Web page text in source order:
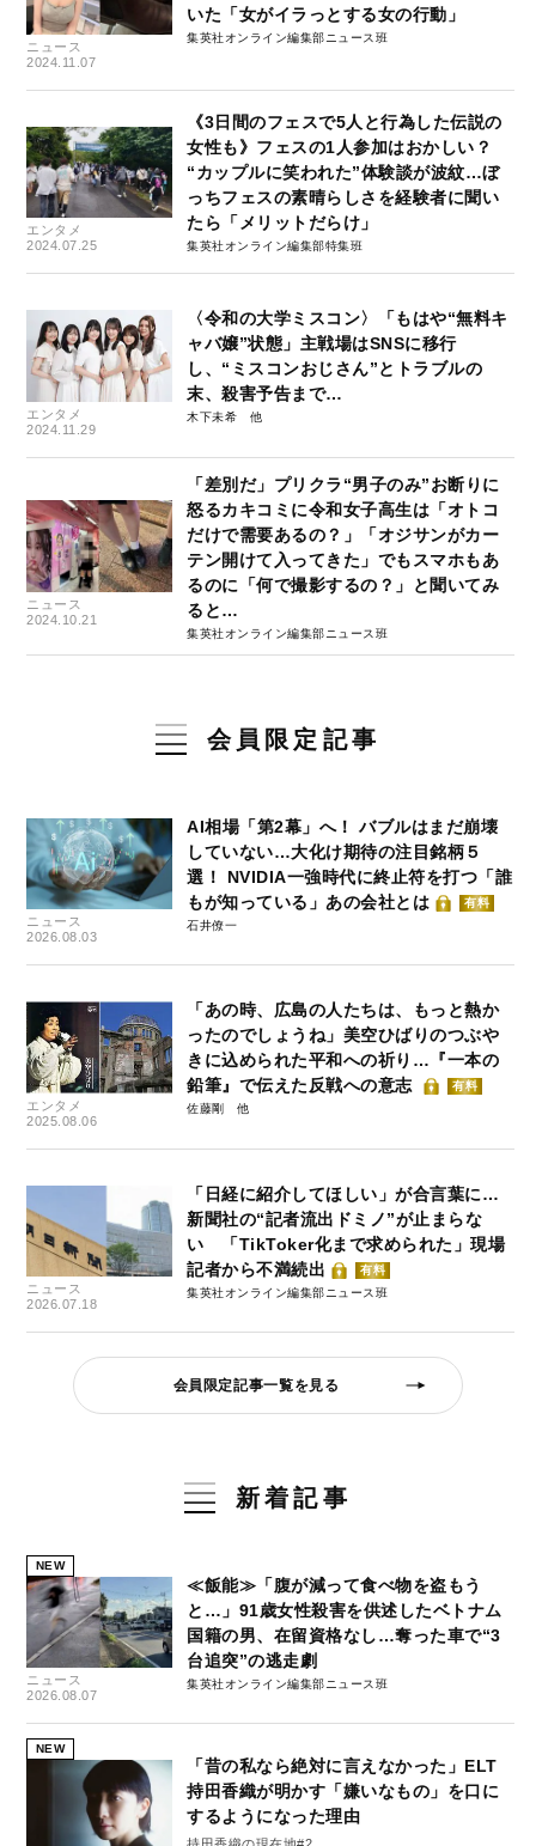
ニュース
2024.11.07
いた「女がイラっとする女の行動」
集英社オンライン編集部ニュース班
エンタメ
2024.07.25
《3日間のフェスで5人と行為した伝説の
女性も》フェスの1人参加はおかしい？
“カップルに笑われた”体験談が波紋…ぼ
っちフェスの素晴らしさを経験者に聞い
たら「メリットだらけ」
集英社オンライン編集部特集班
エンタメ
2024.11.29
〈令和の大学ミスコン〉「もはや“無料キ
ャバ嬢”状態」主戦場はSNSに移行
し、“ミスコンおじさん”とトラブルの
末、殺害予告まで…
木下未希
ニュース
2024.10.21
「差別だ」プリクラ“男子のみ”お断りに
怒るカキコミに令和女子高生は「オトコ
だけで需要あるの？」「オジサンがカー
テン開けて入ってきた」でもスマホもあ
るのに「何で撮影するの？」と聞いてみ
ると…
集英社オンライン編集部ニュース班
会員限定記事
ニュース
2026.08.03
AI相場「第2幕」へ！ バブルはまだ崩壊
していない…大化け期待の注目銘柄５
選！ NVIDIA一強時代に終止符を打つ「誰
もが知っている」あの会社とは
有料
石井僚一
エンタメ
2025.08.06
「あの時、広島の人たちは、もっと熱か
ったのでしょうね」美空ひばりのつぶや
きに込められた平和への祈り…『一本の
鉛筆』で伝えた反戦への意志
有料
佐藤剛
ニュース
2026.07.18
「日経に紹介してほしい」が合言葉に…
新聞社の“記者流出ドミノ”が止まらな
い 「TikToker化まで求められた」現場
記者から不満続出
有料
集英社オンライン編集部ニュース班
会員限定記事一覧を見る
新着記事
NEW
ニュース
2026.08.07
≪飯能≫「腹が減って食べ物を盗もう
と…」91歳女性殺害を供述したベトナム
国籍の男、在留資格なし…奪った車で“3
台追突”の逃走劇
集英社オンライン編集部ニュース班
NEW
「昔の私なら絶対に言えなかった」ELT
持田香織が明かす「嫌いなもの」を口に
するようになった理由